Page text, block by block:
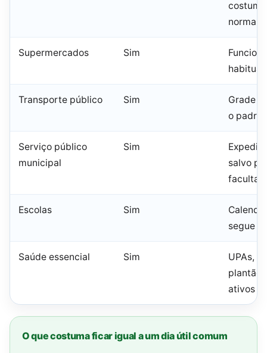
Supermercados Sim
habitual
Transporte público Sim
Grade
o padrão
Serviço público
municipal
Sim
salvo
Escolas Sim
segue
Saúde essencial Sim
UPAs,
plantão
ativos
O que costuma ficar igual a um dia útil comum